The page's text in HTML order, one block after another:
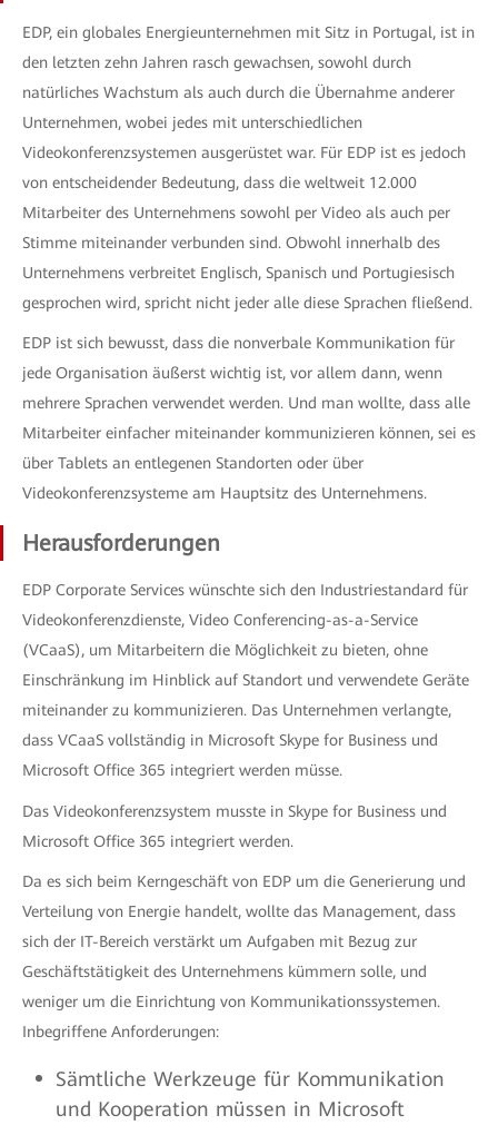
EDP, ein globales Energieunternehmen mit Sitz in Portugal, ist in
den letzten zehn Jahren rasch gewachsen, sowohl durch
natürliches Wachstum als auch durch die Übernahme anderer
Unternehmen, wobei jedes mit unterschiedlichen
Videokonferenzsystemen ausgerüstet war. Für EDP ist es jedoch
von entscheidender Bedeutung, dass die weltweit 12.000
Mitarbeiter des Unternehmens sowohl per Video als auch per
Stimme miteinander verbunden sind. Obwohl innerhalb des
Unternehmens verbreitet Englisch, Spanisch und Portugiesisch
gesprochen wird, spricht nicht jeder alle diese Sprachen fließend.
EDP ist sich bewusst, dass die nonverbale Kommunikation für
jede Organisation äußerst wichtig ist, vor allem dann, wenn
mehrere Sprachen verwendet werden. Und man wollte, dass alle
Mitarbeiter einfacher miteinander kommunizieren können, sei es
über Tablets an entlegenen Standorten oder über
Videokonferenzsysteme am Hauptsitz des Unternehmens.
Herausforderungen
EDP Corporate Services wünschte sich den Industriestandard für
Videokonferenzdienste, Video Conferencing-as-a-Service
(VCaaS), um Mitarbeitern die Möglichkeit zu bieten, ohne
Einschränkung im Hinblick auf Standort und verwendete Geräte
miteinander zu kommunizieren. Das Unternehmen verlangte,
dass VCaaS vollständig in Microsoft Skype for Business und
Microsoft Office 365 integriert werden müsse.
Das Videokonferenzsystem musste in Skype for Business und
Microsoft Office 365 integriert werden.
Da es sich beim Kerngeschäft von EDP um die Generierung und
Verteilung von Energie handelt, wollte das Management, dass
sich der IT-Bereich verstärkt um Aufgaben mit Bezug zur
Geschäftstätigkeit des Unternehmens kümmern solle, und
weniger um die Einrichtung von Kommunikationssystemen.
Inbegriffene Anforderungen:
Sämtliche Werkzeuge für Kommunikation
und Kooperation müssen in Microsoft